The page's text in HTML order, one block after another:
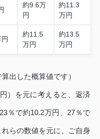
約9.6万
円
約11.3
万円
約11.5
万円
約13.5
万円
出した概算値です）
）を元に考えると、返済
％で約10.2万円、27％で
らの数値を元に、ご自身